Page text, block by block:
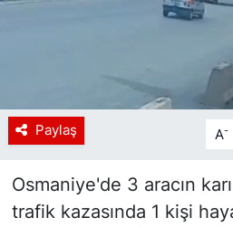
Paylaş A-
Osmaniye'de 3 aracın
trafik kazasında 1 kişi